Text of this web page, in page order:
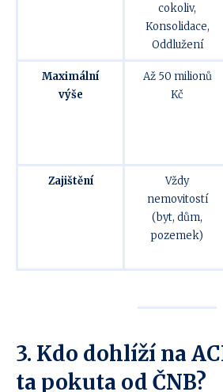
cokoliv,
Konsolidace,
Oddlužení
Maximální
výše
Až 50 milionů
Kč
Zajištění
Vždy
nemovitostí
(byt, dům,
pozemek)
3. Kdo dohlíží na
ta pokuta od ČNB?